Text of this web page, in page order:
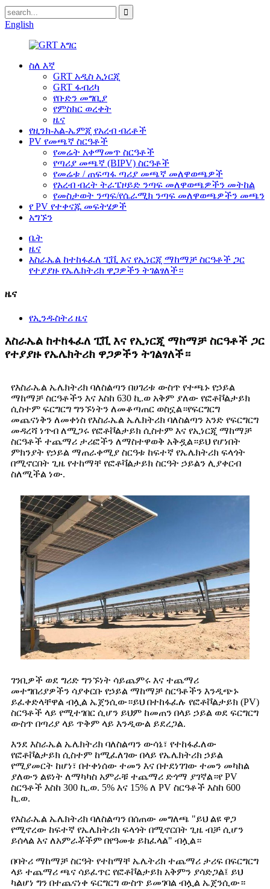
English
ስለ እኛ
GRT አዲስ ኢነርጂ
GRT ፋብሪካ
የቡድን መግቢያ
የምስክር ወረቀት
ዜና
የዚንክ-አል-ኤምጂ የአረብ ብረቶች
PV የመጫኛ ስርዓቶች
የመሬት አቀማመጥ ስርዓቶች
የጣሪያ መጫኛ (BIPV) ስርዓቶች
የመሬቱ / ጠፍጣፋ ጣሪያ መጫኛ መለዋወጫዎች
የአረብ ብረት ትራፔዞይድ ንጣፍ መለዋወጫዎችን መትከል
የመስታወት ንጣፍ/የሴራሚክ ንጣፍ መለዋወጫዎችን መጫን
የ PV የተቀናጁ መፍትሄዎች
አግኙን
ቤት
ዜና
እስራኤል ከተከፋፈለ ፒቪ እና የኢነርጂ ማከማቻ ስርዓቶች ጋር
የተያያዙ የኤሌክትሪክ ዋጋዎችን ትገልፃለች።
ዜና
የኢንዱስትሪ ዜና
እስራኤል ከተከፋፈለ ፒቪ እና የኢነርጂ ማከማቻ ስርዓቶች ጋር
የተያያዙ የኤሌክትሪክ ዋጋዎችን ትገልፃለች።
የእስራኤል ኤሌክትሪክ ባለስልጣን በሀገሪቱ ውስጥ የተጫኑ የኃይል
ማከማቻ ስርዓቶችን እና እስከ 630 ኪ.ወ አቅም ያለው የፎቶቮልታይክ
ሲስተም ፍርግርግ ግንኙነትን ለመቆጣጠር ወስኗል።የፍርግርግ
መጨናነቅን ለመቀነስ የእስራኤል ኤሌክትሪክ ባለስልጣን አንድ የፍርግርግ
መዳረሻ ነጥብ ለሚጋሩ የፎቶቮልታይክ ሲስተም እና የኢነርጂ ማከማቻ
ስርዓቶች ተጨማሪ ታሪፎችን ለማስተዋወቅ አቅዷል።ይህ የሆነበት
ምክንያት የኃይል ማጠራቀሚያ ስርዓቱ ከፍተኛ የኤሌክትሪክ ፍላጎት
በሚኖርበት ጊዜ የተከማቸ የፎቶቫልታይክ ስርዓት ኃይልን ሊያቀርብ
ስለሚችል ነው.
ገንቢዎች ወደ ግሪድ ግንኙነት ሳይጨምሩ እና ተጨማሪ
መተግበሪያዎችን ሳያቀርቡ የኃይል ማከማቻ ስርዓቶችን እንዲጭኑ
ይፈቀድላቸዋል ብሏል ኤጀንሲው።ይህ በተከፋፈሉ የፎቶቮልታይክ (PV)
ስርዓቶች ላይ የሚተገበር ሲሆን ይህም ከመጠን በላይ ኃይል ወደ ፍርግርግ
ውስጥ በጣሪያ ላይ ጥቅም ላይ እንዲውል ይደረጋል.
እንደ እስራኤል ኤሌክትሪክ ባለስልጣን ውሳኔ፣ የተከፋፈለው
የፎቶቮልታይክ ሲስተም ከሚፈለገው በላይ የኤሌክትሪክ ኃይል
የሚያመርት ከሆነ፣ በተቀነሰው ተመን እና በተደነገገው ተመን መካከል
ያለውን ልዩነት ለማካካስ አምራቹ ተጨማሪ ድጎማ ያገኛል።የ PV
ስርዓቶች እስከ 300 ኪ.ወ. 5% እና 15% ለ PV ስርዓቶች እስከ 600
ኪ.ወ.
የእስራኤል ኤሌክትሪክ ባለስልጣን በሰጠው መግለጫ "ይህ ልዩ ዋጋ
የሚኖረው ከፍተኛ የኤሌክትሪክ ፍላጎት በሚኖርበት ጊዜ ብቻ ሲሆን
ይሰላል እና ለአምራቾችም በየዓመቱ ይከፈላል" ብሏል።
በባትሪ ማከማቻ ስርዓት የተከማቸ ኤሌትሪክ ተጨማሪ ታሪፍ በፍርግርግ
ላይ ተጨማሪ ጫና ሳይፈጥር የፎቶቮልታይክ አቅምን ያሳድጋል፤ ይህ
ካልሆነ ግን በተጨናነቀ ፍርግርግ ውስጥ ይመገባል ብሏል ኤጀንሲው።